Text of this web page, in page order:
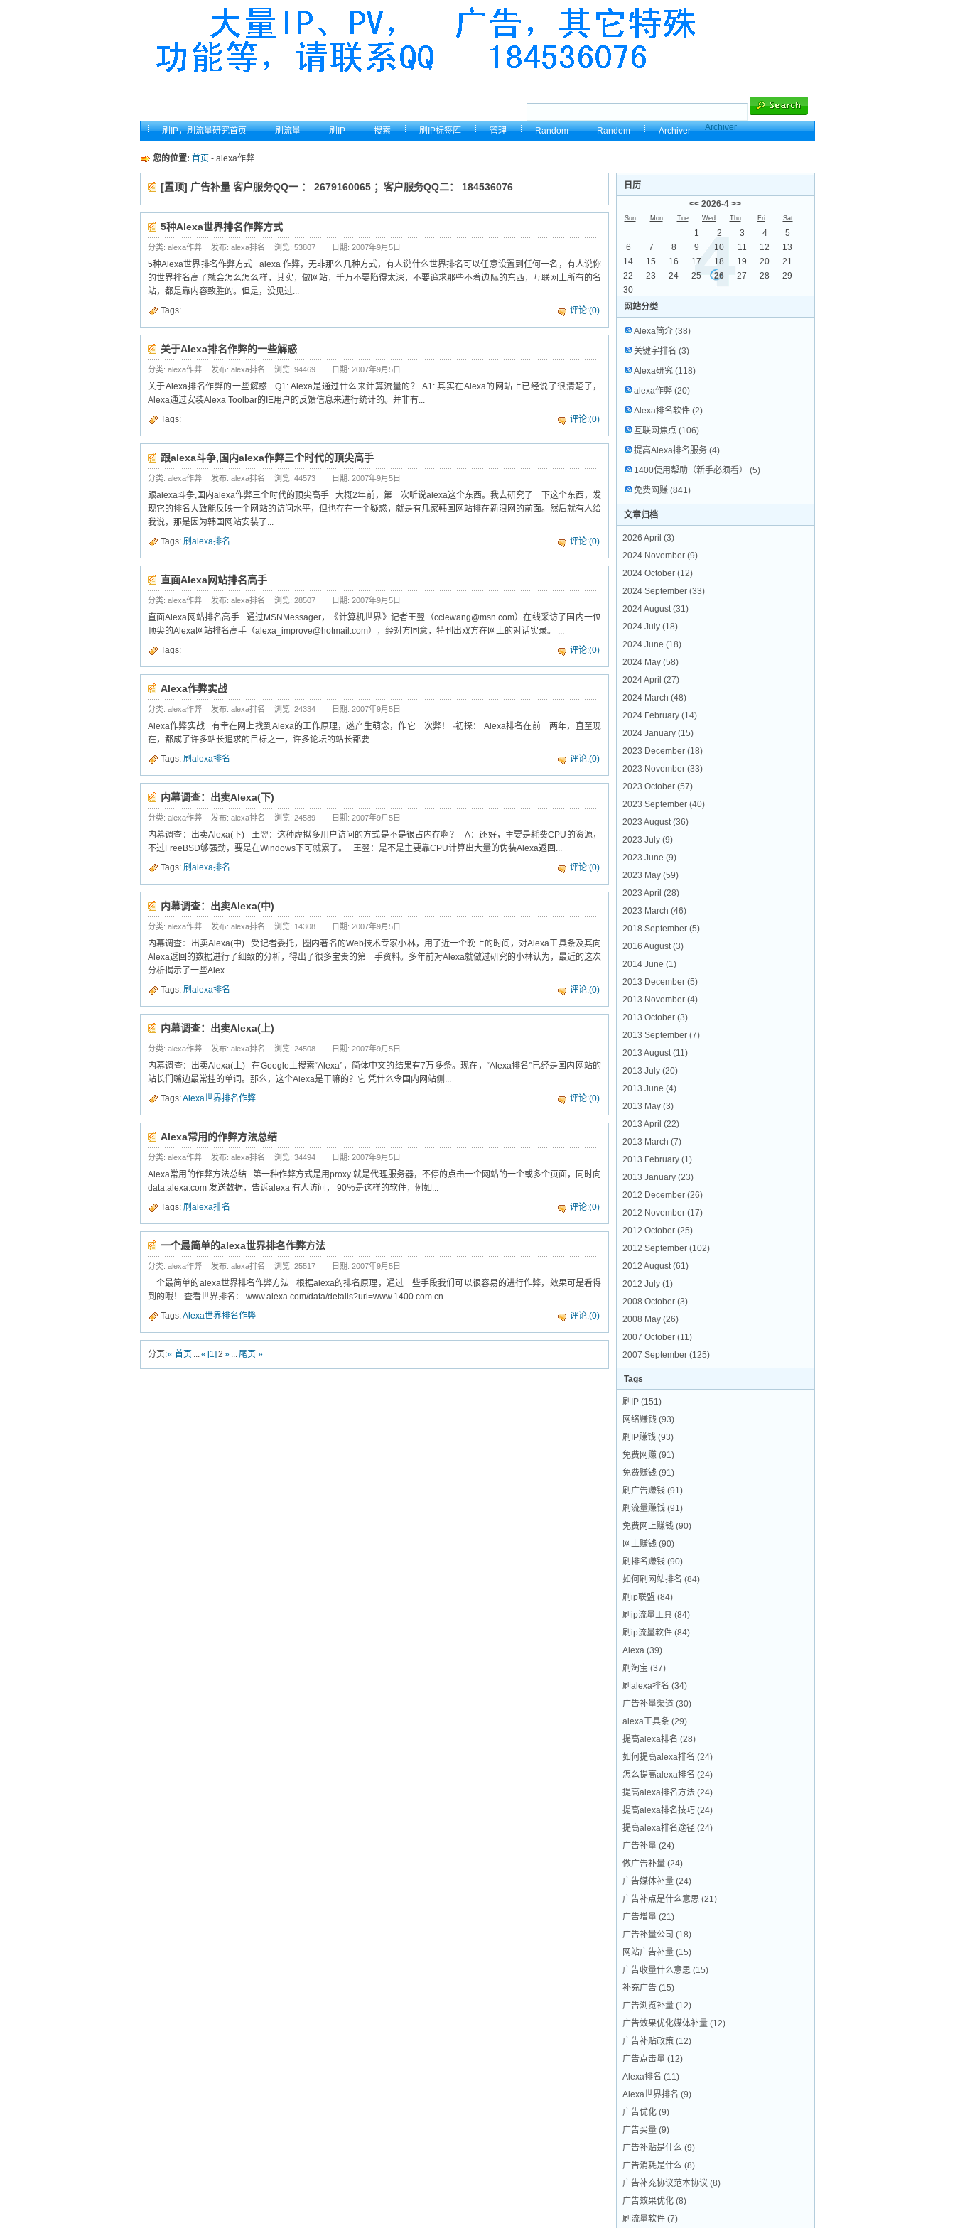
刷IP，刷流量研究首页 刷流量 刷IP 搜索 刷IP标签库 管理 Archiver
Random Random Archiver
您的位置: 首页 - alexa作弊
[置顶] 广告补量 客户服务QQ一 ： 2679160065 ；客户服务QQ二： 184536076
5种Alexa世界排名作弊方式
分类: alexa作弊 发布: alexa排名 浏览: 53807 日期: 2007年9月5日
5种Alexa世界排名作弊方式 alexa 作弊，无非那么几种方式，有人说什么世界排名可以任意设置到任何一名，有人说你
的世界排名高了就会怎么怎么样，其实，做网站，千万不要陷得太深，不要追求那些不着边际的东西，互联网上所有的名
站，都是靠内容致胜的。但是，没见过...
评论:(0)
Tags:
关于Alexa排名作弊的一些解惑
分类: alexa作弊 发布: alexa排名 浏览: 94469 日期: 2007年9月5日
关于Alexa排名作弊的一些解惑 Q1: Alexa是通过什么来计算流量的？ A1: 其实在Alexa的网站上已经说了很清楚了，
Alexa通过安装Alexa Toolbar的IE用户的反馈信息来进行统计的。并非有...
评论:(0)
Tags:
跟alexa斗争,国内alexa作弊三个时代的顶尖高手
分类: alexa作弊 发布: alexa排名 浏览: 44573 日期: 2007年9月5日
跟alexa斗争,国内alexa作弊三个时代的顶尖高手 大概2年前，第一次听说alexa这个东西。我去研究了一下这个东西，发
现它的排名大致能反映一个网站的访问水平，但也存在一个疑惑，就是有几家韩国网站排在新浪网的前面。然后就有人给
我说，那是因为韩国网站安装了...
评论:(0)
Tags: 刷alexa排名
直面Alexa网站排名高手
分类: alexa作弊 发布: alexa排名 浏览: 28507 日期: 2007年9月5日
直面Alexa网站排名高手 通过MSNMessager，《计算机世界》记者王翌（cciewang@msn.com）在线采访了国内一位
顶尖的Alexa网站排名高手（alexa_improve@hotmail.com），经对方同意，特刊出双方在网上的对话实录。 ...
评论:(0)
Tags:
Alexa作弊实战
分类: alexa作弊 发布: alexa排名 浏览: 24334 日期: 2007年9月5日
Alexa作弊实战 有幸在网上找到Alexa的工作原理，遂产生萌念，作它一次弊！ ·初探： Alexa排名在前一两年，直至现
在，都成了许多站长追求的目标之一，许多论坛的站长都要...
评论:(0)
Tags: 刷alexa排名
内幕调查：出卖Alexa(下)
分类: alexa作弊 发布: alexa排名 浏览: 24589 日期: 2007年9月5日
内幕调查：出卖Alexa(下) 王翌：这种虚拟多用户访问的方式是不是很占内存啊？ A：还好，主要是耗费CPU的资源，
不过FreeBSD够强劲，要是在Windows下可就累了。 王翌：是不是主要靠CPU计算出大量的伪装Alexa返回...
评论:(0)
Tags: 刷alexa排名
内幕调查：出卖Alexa(中)
分类: alexa作弊 发布: alexa排名 浏览: 14308 日期: 2007年9月5日
内幕调查：出卖Alexa(中) 受记者委托，圈内著名的Web技术专家小林，用了近一个晚上的时间，对Alexa工具条及其向
Alexa返回的数据进行了细致的分析，得出了很多宝贵的第一手资料。多年前对Alexa就做过研究的小林认为，最近的这次
分析揭示了一些Alex...
评论:(0)
Tags: 刷alexa排名
内幕调查：出卖Alexa(上)
分类: alexa作弊 发布: alexa排名 浏览: 24508 日期: 2007年9月5日
内幕调查：出卖Alexa(上) 在Google上搜索“Alexa”，简体中文的结果有7万多条。现在，“Alexa排名”已经是国内网站的
站长们嘴边最常挂的单词。那么，这个Alexa是干嘛的？它 凭什么令国内网站侧...
评论:(0)
Tags:Alexa世界排名作弊
Alexa常用的作弊方法总结
分类: alexa作弊 发布: alexa排名 浏览: 34494 日期: 2007年9月5日
Alexa常用的作弊方法总结 第一种作弊方式是用proxy 就是代理服务器，不停的点击一个网站的一个或多个页面，同时向
data.alexa.com 发送数据，告诉alexa 有人访问， 90％是这样的软件，例如...
评论:(0)
Tags: 刷alexa排名
一个最简单的alexa世界排名作弊方法
分类: alexa作弊 发布: alexa排名 浏览: 25517 日期: 2007年9月5日
一个最简单的alexa世界排名作弊方法 根据alexa的排名原理，通过一些手段我们可以很容易的进行作弊，效果可是看得
到的哦！ 查看世界排名： www.alexa.com/data/details?url=www.1400.com.cn...
评论:(0)
Tags:Alexa世界排名作弊
分页:« 首页 ...« [1] 2 » ...尾页 »
日历
<< 2026-4 >>
Sun Mon Tue Wed Thu Fri Sat
1 2 3 4
5
6
7 8 9 10 11 12
13
14
15 16 17 18 19 20
21
22
23 24 25 26 27 28
29
30
网站分类
Alexa简介 (38)
关键字排名 (3)
Alexa研究 (118)
alexa作弊 (20)
Alexa排名软件 (2)
互联网焦点 (106)
提高Alexa排名服务 (4)
1400使用帮助（新手必须看）
(5)
免费网赚 (841)
文章归档
2026 April (3)
2024 November (9)
2024 October (12)
2024 September (33)
2024 August(31)
2024 July (18)
2024 June (18)
2024 May (58)
2024 April (27)
2024 March (48)
2024 February (14)
2024 January (15)
2023 December (18)
2023 November (33)
2023 October (57)
2023 September (40)
2023 August(36)
2023 July (9)
2023 June (9)
2023 May (59)
2023 April (28)
2023 March (46)
2018 September (5)
2016 August(3)
2014 June (1)
2013 December (5)
2013 November (4)
2013 October (3)
2013 September (7)
2013 August(11)
2013 July (20)
2013 June (4)
2013 May (3)
2013 April (22)
2013 March (7)
2013 February (1)
2013 January (23)
2012 December (26)
2012 November (17)
2012 October (25)
2012 September (102)
2012 August(61)
2012 July (1)
2008 October (3)
2008 May (26)
2007 October (11)
2007 September (125)
Tags
刷IP (151)
网络赚钱 (93)
刷IP赚钱 (93)
免费网赚 (91)
免费赚钱 (91)
刷广告赚钱 (91)
刷流量赚钱 (91)
免费网上赚钱 (90)
网上赚钱 (90)
刷排名赚钱 (90)
如何刷网站排名 (84)
刷ip联盟 (84)
刷ip流量工具 (84)
刷ip流量软件 (84)
Alexa (39)
刷淘宝 (37)
刷alexa排名 (34)
广告补量渠道 (30)
alexa工具条 (29)
提高alexa排名 (28)
如何提高alexa排名 (24)
怎么提高alexa排名 (24)
提高alexa排名方法 (24)
提高alexa排名技巧 (24)
提高alexa排名途径 (24)
广告补量 (24)
做广告补量 (24)
广告媒体补量 (24)
广告补点是什么意思 (21)
广告增量 (21)
广告补量公司 (18)
网站广告补量 (15)
广告收量什么意思 (15)
补充广告 (15)
广告浏览补量 (12)
广告效果优化媒体补量 (12)
广告补贴政策 (12)
广告点击量 (12)
Alexa排名 (11)
Alexa世界排名 (9)
广告优化 (9)
广告买量 (9)
广告补贴是什么 (9)
广告消耗是什么 (8)
广告补充协议范本协议 (8)
广告效果优化 (8)
刷流量软件 (7)